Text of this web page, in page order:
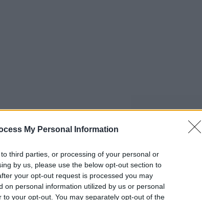
My Personal Information
third parties, or processing of your personal or
by us, please use the below opt-out section to
your opt-out request is processed you may
on personal information utilized by us or personal
your opt-out. You may separately opt-out of the